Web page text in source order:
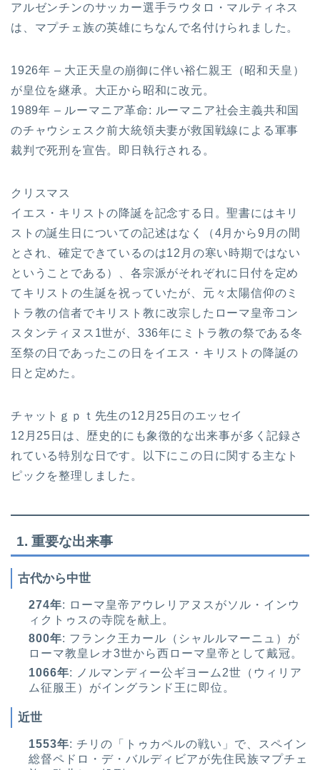
アルゼンチンのサッカー選手ラウタロ・マルティネス
は、マプチェ族の英雄にちなんで名付けられました。
1926年 – 大正天皇の崩御に伴い裕仁親王（昭和天皇）
が皇位を継承。大正から昭和に改元。
1989年 – ルーマニア革命: ルーマニア社会主義共和国
のチャウシェスク前大統領夫妻が救国戦線による軍事
裁判で死刑を宣告。即日執行される。
クリスマス
イエス・キリストの降誕を記念する日。聖書にはキリ
ストの誕生日についての記述はなく（4月から9月の間
とされ、確定できているのは12月の寒い時期ではない
ということである）、各宗派がそれぞれに日付を定め
てキリストの生誕を祝っていたが、元々太陽信仰のミ
トラ教の信者でキリスト教に改宗したローマ皇帝コン
スタンティヌス1世が、336年にミトラ教の祭である冬
至祭の日であったこの日をイエス・キリストの降誕の
日と定めた。
チャットｇｐｔ先生の12月25日のエッセイ
12月25日は、歴史的にも象徴的な出来事が多く記録さ
れている特別な日です。以下にこの日に関する主なト
ピックを整理しました。
1. 重要な出来事
古代から中世
274年: ローマ皇帝アウレリアヌスがソル・インウ
ィクトゥスの寺院を献上。
800年: フランク王カール（シャルルマーニュ）が
ローマ教皇レオ3世から西ローマ皇帝として戴冠。
1066年: ノルマンディー公ギヨーム2世（ウィリア
ム征服王）がイングランド王に即位。
近世
1553年: チリの「トゥカペルの戦い」で、スペイン
総督ペドロ・デ・バルディビアが先住民族マプチェ